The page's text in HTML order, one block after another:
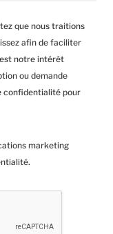
que nous traitions
afin de faciliter
notre intérêt
ou demande
confidentialité pour
marketing